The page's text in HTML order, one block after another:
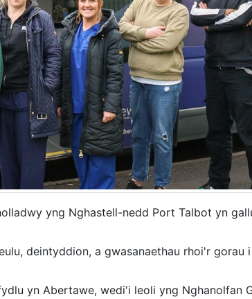
yng Nghastell-nedd Port Talbot yn
deintyddion, a gwasanaethau rhoi'r gorau
yn Abertawe, wedi'i leoli yng Nghanolfan